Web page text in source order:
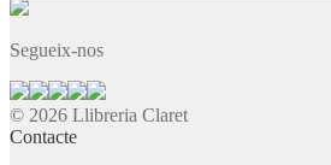
Segueix-nos
© 2026 Llibreria Claret
Contacte